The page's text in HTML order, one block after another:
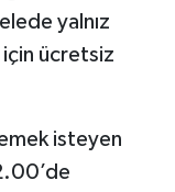
yalnız
için ücretsiz
isteyen